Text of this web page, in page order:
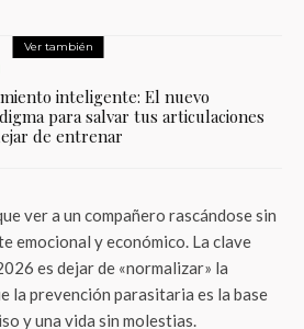
Ver también
inteligente: El nuevo
para salvar tus articulaciones
de entrenar
ver a un compañero rascándose sin
emocional y económico. La clave
es dejar de «normalizar» la
la prevención parasitaria es la base
y una vida sin molestias.